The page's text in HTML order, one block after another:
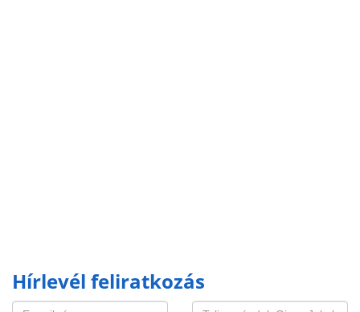
Hírlevél feliratkozás